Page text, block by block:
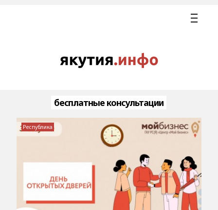
бесплатные консультации
Республика